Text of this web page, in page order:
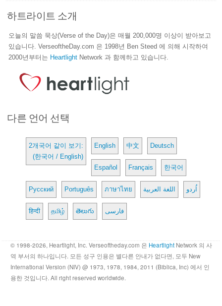
하트라이트 소개
오늘의 말씀 묵상(Verse of the Day)은 매월 200,000명 이상이 받아보고
있습니다. VerseoftheDay.com 은 1998년 Ben Steed 에 의해 시작하여
2000년부터는 Heartlight Network 과 함께하고 있습니다.
다른 언어 선택
2개국어 같이 보기:
(한국어 / English)
English 中文 Deutsch
Español Français 한국어
Русский Português ภาษาไทย اللغة العربية اُردو
हिन्दी தமிழ் తెలుగు فارسی
© 1998-2026, Heartlight, Inc. Verseoftheday.com 은 Heartlight Network 의 사
역 부서의 하나입니다. 모든 성구 인용은 별다른 안내가 없다면, 모두 New
International Version (NIV) @ 1973, 1978, 1984, 2011 (Biblica, Inc) 에서 인
용한 것입니다. All right reserved worldwide.